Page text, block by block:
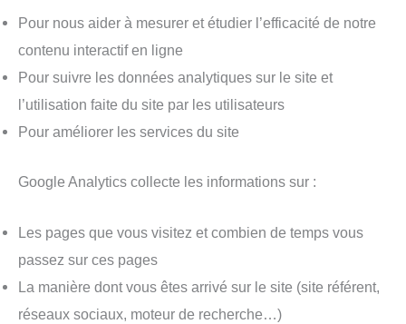
Pour nous aider à mesurer et étudier l’efficacité de notre
contenu interactif en ligne
Pour suivre les données analytiques sur le site et
l’utilisation faite du site par les utilisateurs
Pour améliorer les services du site
Google Analytics collecte les informations sur :
Les pages que vous visitez et combien de temps vous
passez sur ces pages
La manière dont vous êtes arrivé sur le site (site référent,
réseaux sociaux, moteur de recherche…)